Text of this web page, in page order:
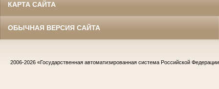
КАРТА САЙТА
ОБЫЧНАЯ ВЕРСИЯ САЙТА
2006-2026 «Государственная автоматизированная система Российской